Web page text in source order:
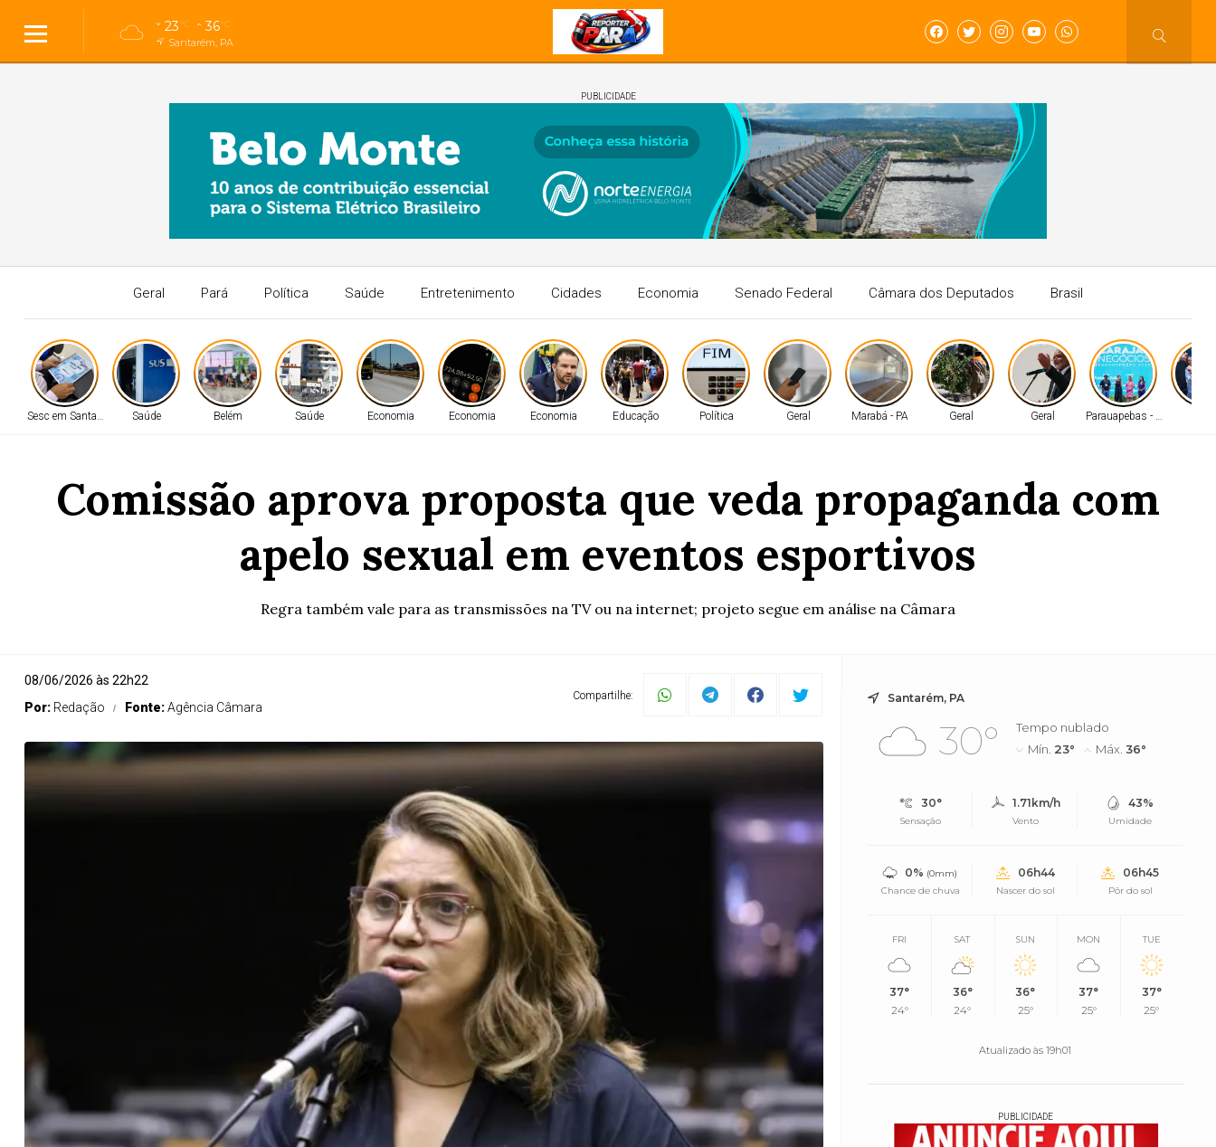
23°C 36°C
Santarém, PA
PUBLICIDADE
Geral Pará Política Saúde Entretenimento Cidades Economia Senado Federal Câmara dos Deputados Brasil
Sesc em Santarém Saúde Belém Saúde Economia Economia Economia Educação Política Geral Marabá - PA Geral Geral Parauapebas - PA
Comissão aprova proposta que veda propaganda com
apelo sexual em eventos esportivos
Regra também vale para as transmissões na TV ou na internet; projeto segue em análise na Câmara
08/06/2026 às 22h22
Por: Redação Fonte:Agência Câmara
Compartilhe: Santarém, PA
30°
Tempo nublado
Mín. 23° Máx.36°
30°
Sensação
1.71km/h
Vento
43%
Umidade
0% (0mm)
Chance de chuva
06h44
Nascer do sol
06h45
Pôr do sol
FRI
37°
24°
SAT
36°
24°
SUN
36°
25°
MON
37°
25°
TUE
37°
25°
Atualizado às 19h01
PUBLICIDADE